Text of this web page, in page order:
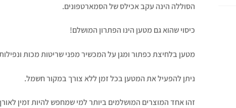
הסוללה הינה עקב אכילס של הסמארטפונים.
כיסוי שהוא גם מטען הינו הפתרון המושלם!
מטען בלחיצת כפתור ומגן על המכשיר מפני שריטות מכות
ניתן להפעיל את המטען בכל זמן ללא צורך במקור חשמל.
זהו אחד המוצרים המושלמים ביותר למי שמחפש להיות זמין